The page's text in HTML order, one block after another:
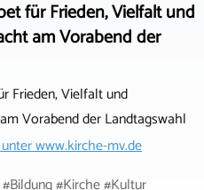
für Frieden, Vielfalt und
am Vorabend der
Frieden, Vielfalt und
Vorabend der Landtagswahl
www.kirche-mv.de
#Kirche #Kultur